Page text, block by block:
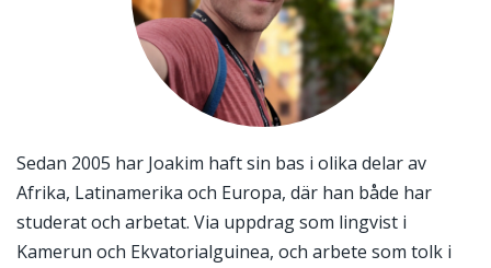
Sedan 2005 har Joakim haft sin bas i olika delar av
Afrika, Latinamerika och Europa, där han både har
studerat och arbetat. Via uppdrag som lingvist i
Kamerun och Ekvatorialguinea, och arbete som tolk i